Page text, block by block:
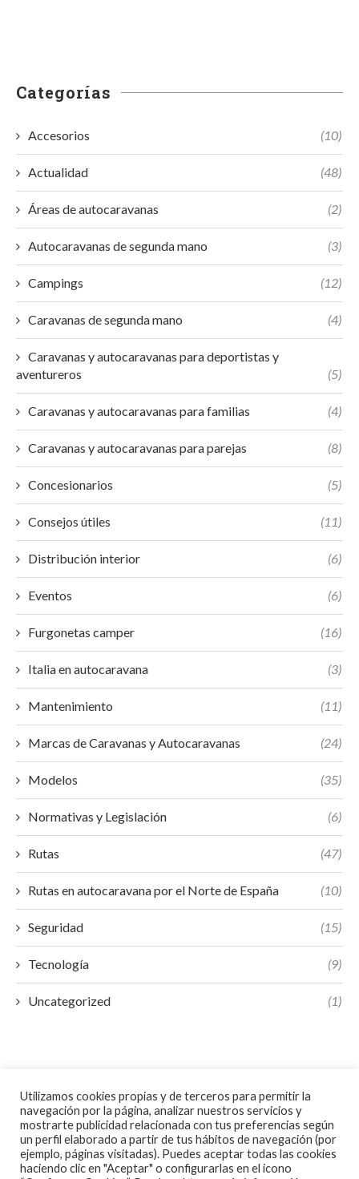
Categorías
Accesorios (10)
Actualidad (48)
Áreas de autocaravanas (2)
Autocaravanas de segunda mano (3)
Campings (12)
Caravanas de segunda mano (4)
Caravanas y autocaravanas para deportistas y
aventureros
(5)
Caravanas y autocaravanas para familias (4)
Caravanas y autocaravanas para parejas (8)
Concesionarios (5)
Consejos útiles (11)
Distribución interior (6)
Eventos (6)
Furgonetas camper (16)
Italia en autocaravana (3)
Mantenimiento (11)
Marcas de Caravanas y Autocaravanas (24)
Modelos (35)
Normativas y Legislación (6)
Rutas (47)
Rutas en autocaravana por el Norte de España (10)
Seguridad (15)
Tecnología (9)
Uncategorized (1)
Utilizamos cookies propias y de terceros para permitir la
navegación por la página, analizar nuestros servicios y
mostrarte publicidad relacionada con tus preferencias según
un perfil elaborado a partir de tus hábitos de navegación (por
ejemplo, páginas visitadas). Puedes aceptar todas las cookies
haciendo clic en "Aceptar" o configurarlas en el icono